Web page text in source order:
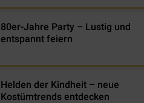
80er-Jahre Party – Lustig und
entspannt feiern
Helden der Kindheit – neue
Kostümtrends entdecken